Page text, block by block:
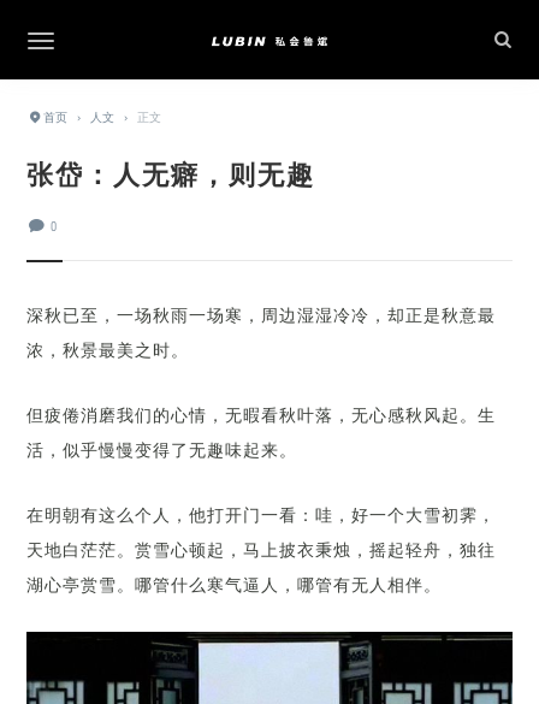
首页 › 人文 › 正文
张岱：人无癖，则无趣
0
深秋已至，一场秋雨一场寒，周边湿湿冷冷，却正是秋意最
浓，秋景最美之时。
但疲倦消磨我们的心情，无暇看秋叶落，无心感秋风起。生
活，似乎慢慢变得了无趣味起来。
在明朝有这么个人，他打开门一看：哇，好一个大雪初霁，
天地白茫茫。赏雪心顿起，马上披衣秉烛，摇起轻舟，独往
湖心亭赏雪。哪管什么寒气逼人，哪管有无人相伴。